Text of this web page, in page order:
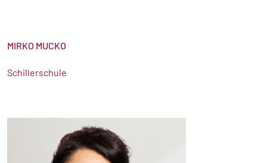
MIRKO MUCKO
Schillerschule